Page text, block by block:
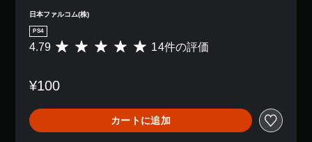
日本ファルコム(株)
PS4
評
は
4
、
平
4.79 14件の評価
¥100
カートに追加